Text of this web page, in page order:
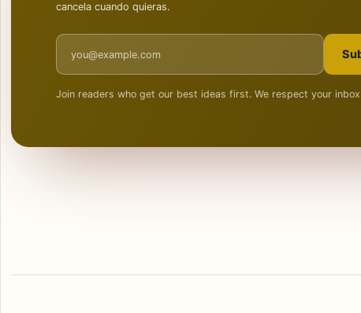
cancela cuando quieras.
Email address
Join readers who get our best ideas first. We respect your inbox.